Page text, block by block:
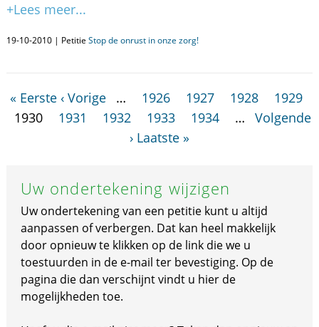
+Lees meer...
19-10-2010 | Petitie Stop de onrust in onze zorg!
« Eerste ‹ Vorige … 1926 1927 1928
1929
1930
1931 1932 1933 1934 …
Volgende
› Laatste »
Uw ondertekening wijzigen
Uw ondertekening van een petitie kunt u altijd
aanpassen of verbergen. Dat kan heel makkelijk
door opnieuw te klikken op de link die we u
toestuurden in de e-mail ter bevestiging. Op de
pagina die dan verschijnt vindt u hier de
mogelijkheden toe.